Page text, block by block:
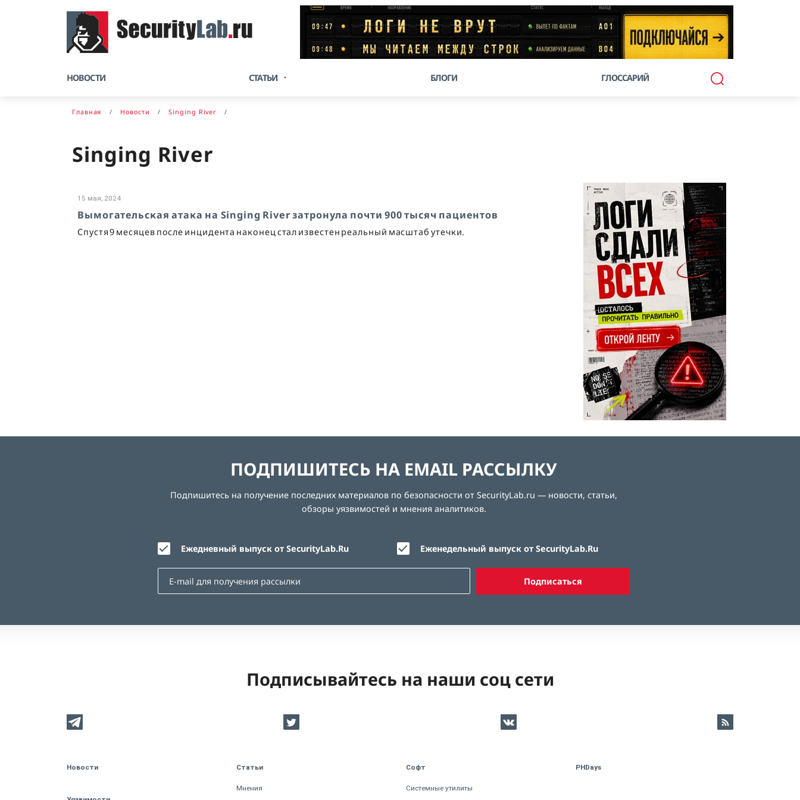
НОВОСТИ СТАТЬИ БЛОГИ ГЛОССАРИЙ
Главная Новости Singing River
Singing River
15 мая, 2024
Вымогательская атака на Singing River затронула почти 900 тысяч пациентов
Спустя 9 месяцев после инцидента наконец стал известен реальный масштаб утечки.
ПОДПИШИТЕСЬ НА EMAIL РАССЫЛКУ
Подпишитесь на получение последних материалов по безопасности от SecurityLab.ru — новости, статьи,
обзоры уязвимостей и мнения аналитиков.
Ежедневный выпуск от SecurityLab.Ru Еженедельный выпуск от SecurityLab.Ru
Подписаться
Подписывайтесь на наши соц сети
Новости Статьи
Мнения
Софт
Системные утилиты
PHDays